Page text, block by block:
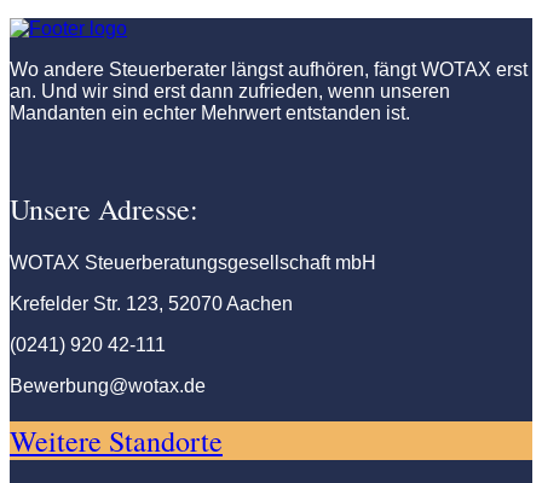
Wo andere Steuerberater längst aufhören, fängt WOTAX erst
an. Und wir sind erst dann zufrieden, wenn unseren
Mandanten ein echter Mehrwert entstanden ist.
Unsere Adresse:
WOTAX Steuerberatungsgesellschaft mbH
Krefelder Str. 123, 52070 Aachen
(0241) 920 42-111
Bewerbung@wotax.de
Weitere Standorte